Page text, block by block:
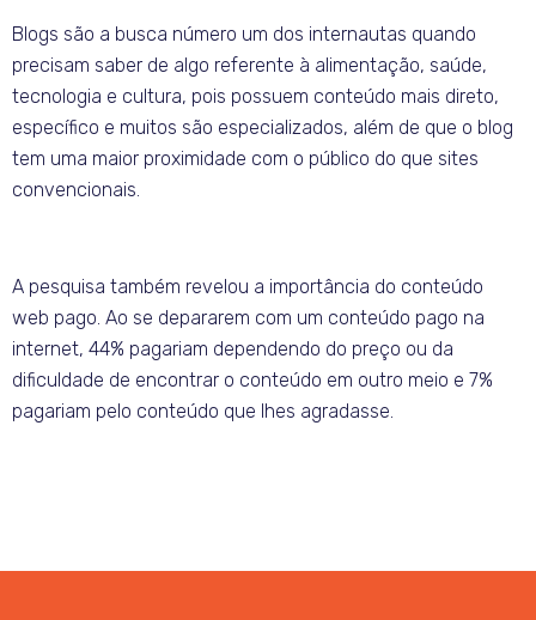
Blogs são a busca número um dos internautas quando
precisam saber de algo referente à alimentação, saúde,
tecnologia e cultura, pois possuem conteúdo mais direto,
específico e muitos são especializados, além de que o blog
tem uma maior proximidade com o público do que sites
convencionais.
A pesquisa também revelou a importância do conteúdo
web pago. Ao se depararem com um conteúdo pago na
internet, 44% pagariam dependendo do preço ou da
dificuldade de encontrar o conteúdo em outro meio e 7%
pagariam pelo conteúdo que lhes agradasse.